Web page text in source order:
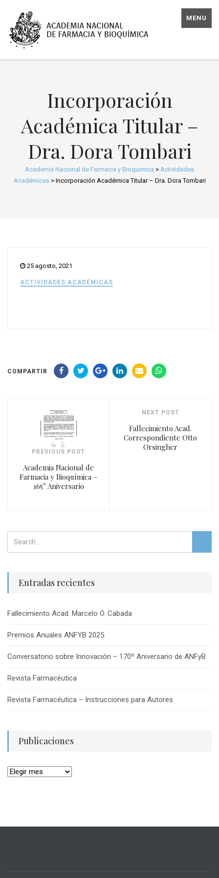
MENU
Incorporación
Académica Titular –
Dra. Dora Tombari
Academia Nacional de Farmacia y Bioquimica > Actividades
Académicas> Incorporación Académica Titular – Dra. Dora Tombari
25 agosto, 2021
ACTIVIDADES ACADÉMICAS
COMPARTIR
PREVIOUS POST
Academia Nacional de
Farmacia y Bioquímica –
165° Aniversario
NEXT POST
Fallecimiento Acad.
Correspondiente Otto
Orsingher
Entradas recientes
Fallecimiento Acad. Marcelo O. Cabada
Premios Anuales ANFYB 2025
Conversatorio sobre Innovación – 170º Aniversario de ANFyB
Revista Farmacéutica
Revista Farmacéutica – Instrucciones para Autores
Publicaciones